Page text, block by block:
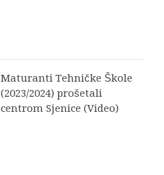
Maturanti Tehničke Škole
(2023/2024) prošetali
centrom Sjenice (Video)